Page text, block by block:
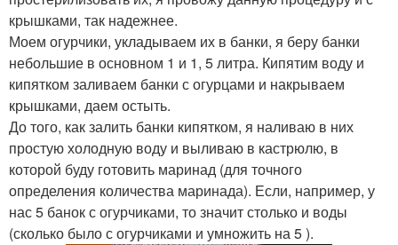
крышками, так надежнее.
Моем огурчики, укладываем их в банки, я беру банки
небольшие в основном 1 и 1, 5 литра. Кипятим воду и
кипятком заливаем банки с огурцами и накрываем
крышками, даем остыть.
До того, как залить банки кипятком, я наливаю в них
простую холодную воду и выливаю в кастрюлю, в
которой буду готовить маринад (для точного
определения количества маринада). Если, например, у
нас 5 банок с огурчиками, то значит столько и воды
(сколько было с огурчиками и умножить на 5 ).